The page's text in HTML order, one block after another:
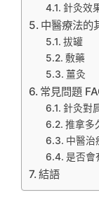
針灸效
中醫療法的
拔罐
敷藥
薑灸
常見問題
針灸對
推拿多
中醫治
是否會
結語